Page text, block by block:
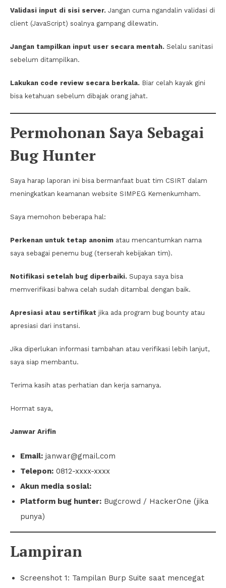
Validasi input di sisi server. Jangan cuma ngandalin validasi di
client (JavaScript) soalnya gampang dilewatin.
Jangan tampilkan input user secara mentah. Selalu sanitasi
sebelum ditampilkan.
Lakukan code review secara berkala. Biar celah kayak gini
bisa ketahuan sebelum dibajak orang jahat.
Permohonan Saya Sebagai
Bug Hunter
Saya harap laporan ini bisa bermanfaat buat tim CSIRT dalam
meningkatkan keamanan website SIMPEG Kemenkumham.
Saya memohon beberapa hal:
Perkenan untuk tetap anonim atau mencantumkan nama
saya sebagai penemu bug (terserah kebijakan tim).
Notifikasi setelah bug diperbaiki. Supaya saya bisa
memverifikasi bahwa celah sudah ditambal dengan baik.
Apresiasi atau sertifikat jika ada program bug bounty atau
apresiasi dari instansi.
Jika diperlukan informasi tambahan atau verifikasi lebih lanjut,
saya siap membantu.
Terima kasih atas perhatian dan kerja samanya.
Hormat saya,
Janwar Arifin
Email: janwar@gmail.com
Telepon: 0812-xxxx-xxxx
Akun media sosial:
Platform bug hunter: Bugcrowd / HackerOne (jika
punya)
Lampiran
Screenshot 1: Tampilan Burp Suite saat mencegat